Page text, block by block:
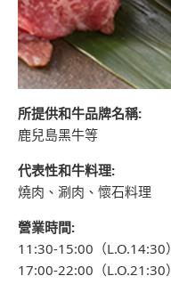
所提供和牛品牌名稱:
鹿兒島黑牛等
代表性和牛料理:
燒肉、涮肉、懷石料理
營業時間:
11:30-15:00（L.O.14:30）
17:00-22:00（L.O.21:30）